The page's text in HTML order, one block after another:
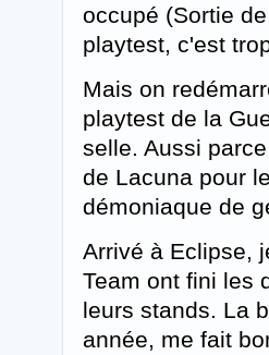
occupé (Sortie
playtest, c'est
Mais on
playtest de la
selle. Aussi
de Lacuna pour
démoniaque de
Arrivé à Eclipse,
Team ont fini les
leurs stands. La
année, me fait